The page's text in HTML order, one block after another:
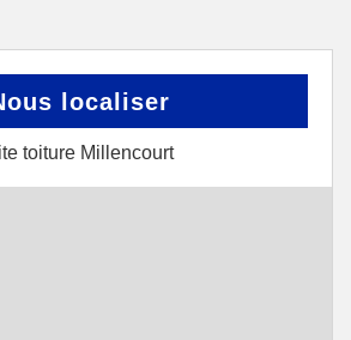
localiser
toiture Millencourt